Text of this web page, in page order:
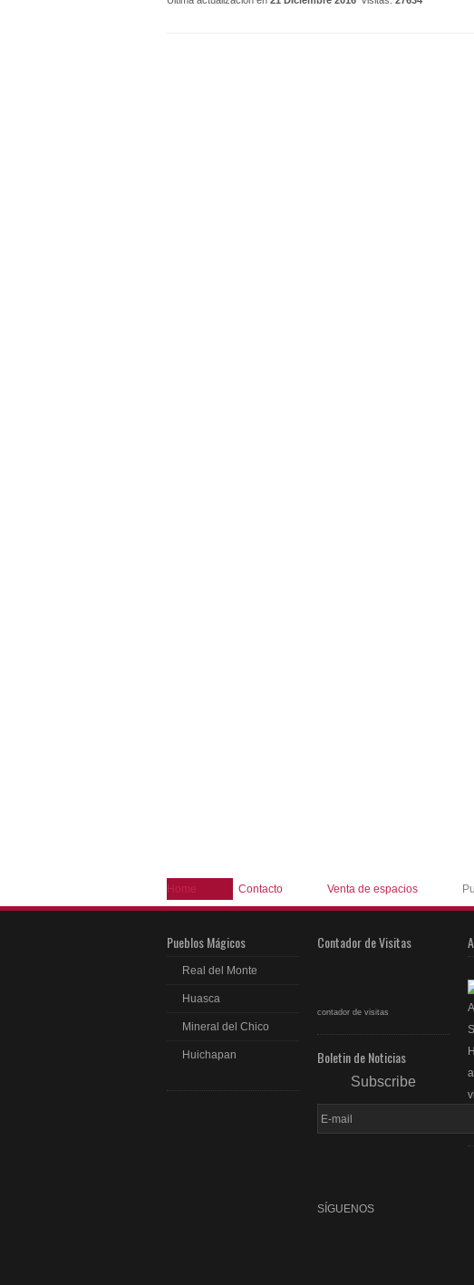
Home Contacto Venta de espacios
Pueblos Mágicos
Real del Monte
Huasca
Mineral del Chico
Huichapan
Contador de Visitas
contador de visitas
Boletin de Noticias
Subscribe
SÍGUENOS